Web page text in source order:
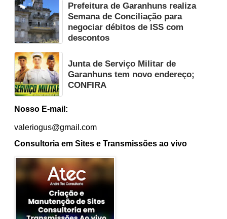
Prefeitura de Garanhuns realiza
Semana de Conciliação para
negociar débitos de ISS com
descontos
Junta de Serviço Militar de
Garanhuns tem novo endereço;
CONFIRA
Nosso E-mail:
valeriogus@gmail.com
Consultoria em Sites e Transmissões ao vivo